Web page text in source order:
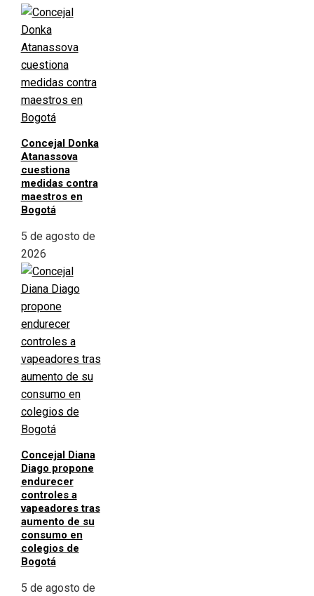
Concejal Donka
Atanassova
cuestiona
medidas contra
maestros en
Bogotá
5 de agosto de
2026
Concejal Diana
Diago propone
endurecer
controles a
vapeadores tras
aumento de su
consumo en
colegios de
Bogotá
5 de agosto de